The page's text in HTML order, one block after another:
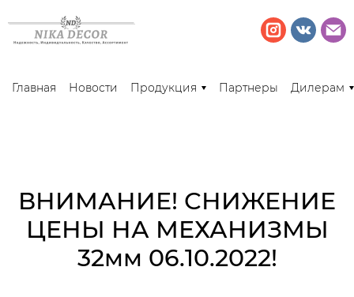
Главная Новости Продукция Партнеры Дилерам
ВНИМАНИЕ! СНИЖЕНИЕ
ЦЕНЫ НА МЕХАНИЗМЫ
32мм 06.10.2022!